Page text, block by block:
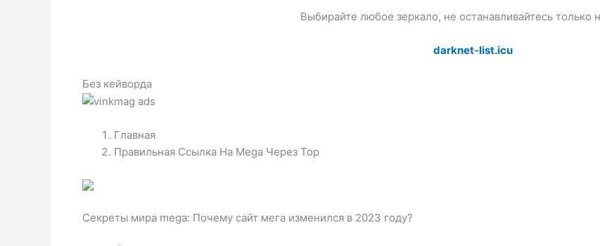
Выбирайте любое зеркало, не останавливайтесь только
darknet-list.icu
Без кейворда
Главная
Правильная Ссылка На Mega Через Тор
Секреты мира mega: Почему сайт мега изменился в 2023 году?